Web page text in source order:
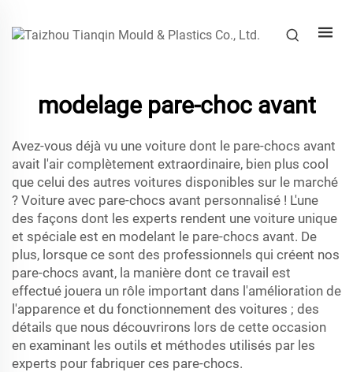
modelage pare-choc avant
Avez-vous déjà vu une voiture dont le pare-chocs avant
avait l'air complètement extraordinaire, bien plus cool
que celui des autres voitures disponibles sur le marché
? Voiture avec pare-chocs avant personnalisé ! L'une
des façons dont les experts rendent une voiture unique
et spéciale est en modelant le pare-chocs avant. De
plus, lorsque ce sont des professionnels qui créent nos
pare-chocs avant, la manière dont ce travail est
effectué jouera un rôle important dans l'amélioration de
l'apparence et du fonctionnement des voitures ; des
détails que nous découvrirons lors de cette occasion
en examinant les outils et méthodes utilisés par les
experts pour fabriquer ces pare-chocs.